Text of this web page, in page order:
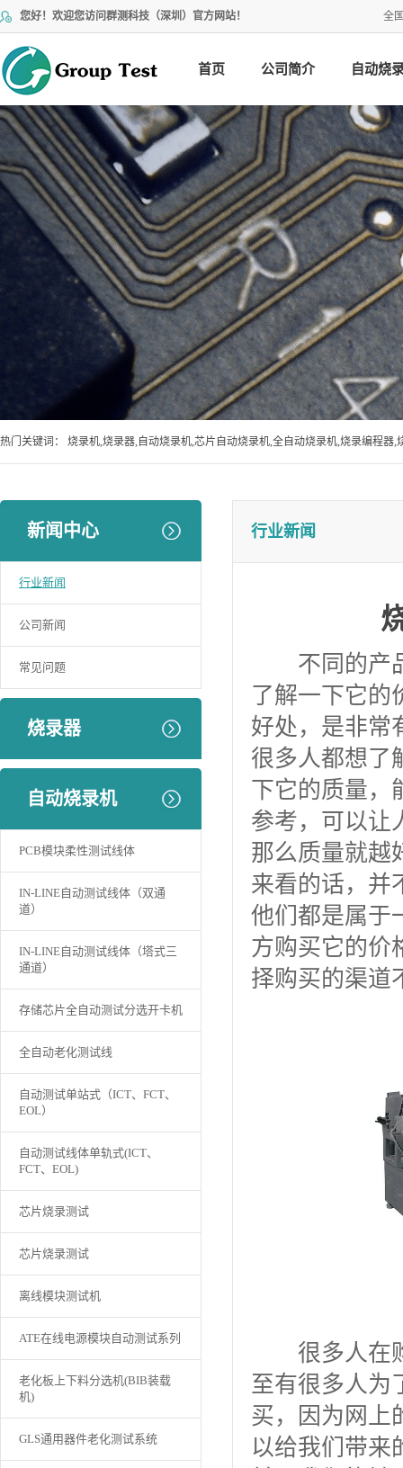
您好！欢迎您访问群测科技（深圳）官方网站！ 全
首页 公司简介 自动烧
热门关键词： 烧录机,烧录器,自动烧录机,芯片自动烧录机,全自动烧录机,烧录编程器,
新闻中心
行业新闻
公司新闻
常见问题
烧录器
自动烧录机
PCB模块柔性测试线体
IN-LINE自动测试线体（双通
道）
IN-LINE自动测试线体（塔式三
通道）
存储芯片全自动测试分选开卡机
全自动老化测试线
自动测试单站式（ICT、FCT、
EOL）
自动测试线体单轨式(ICT、
FCT、EOL)
芯片烧录测试
芯片烧录测试
离线模块测试机
ATE在线电源模块自动测试系列
老化板上下料分选机(BIB装载
机)
GLS通用器件老化测试系统
行业新闻
不同的产品
了解一下它的
好处，是非常
很多人都想了
下它的质量，
参考，可以让
那么质量就越
来看的话，并
他们都是属于
方购买它的价
择购买的渠道
很多人在
至有很多人为
买，因为网上
以给我们带来